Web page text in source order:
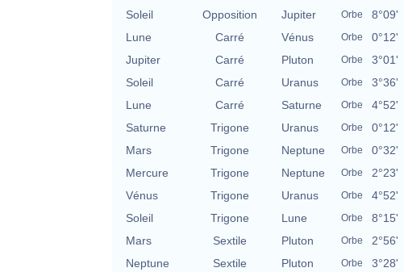
Soleil
Opposition Jupiter Orbe
8°09'
Lune
Carré Vénus Orbe
0°12'
Jupiter
Carré Pluton Orbe
3°01'
Soleil
Carré Uranus Orbe
3°36'
Lune
Carré Saturne Orbe
4°52'
Saturne
Trigone Uranus Orbe
0°12'
Mars
Trigone Neptune Orbe
0°32'
Mercure
Trigone Neptune Orbe
2°23'
Vénus
Trigone Uranus Orbe
4°52'
Soleil
Trigone Lune Orbe
8°15'
Mars
Sextile Pluton Orbe
2°56'
Neptune
Sextile Pluton Orbe 3°28'